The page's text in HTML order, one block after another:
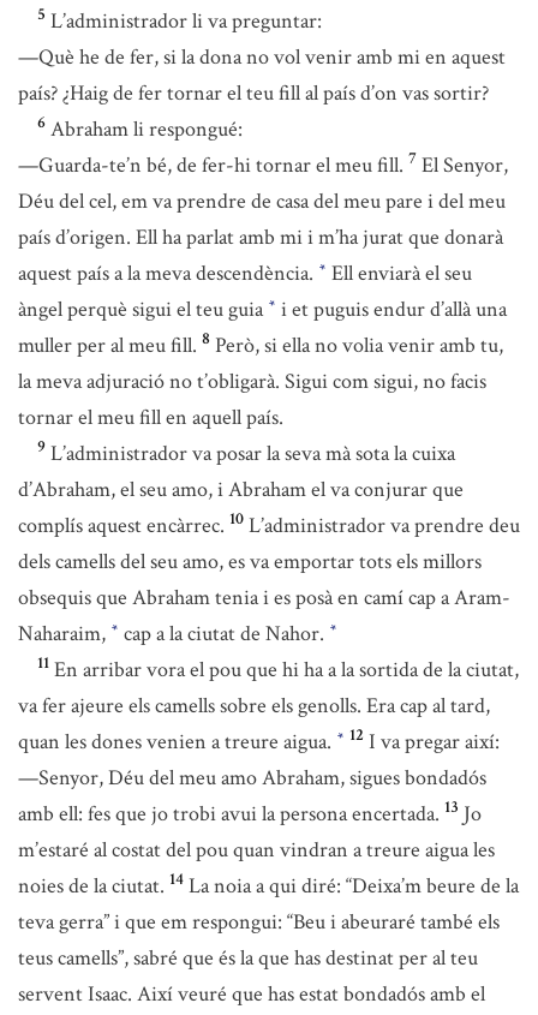
5 L’administrador li va preguntar:
—Què he de fer, si la dona no vol venir amb mi en aquest
país? ¿Haig de fer tornar el teu fill al país d’on vas sortir?
6 Abraham li respongué:
—Guarda-te’n bé, de fer-hi tornar el meu fill. 7 El Senyor,
Déu del cel, em va prendre de casa del meu pare i del meu
país d’origen. Ell ha parlat amb mi i m’ha jurat que donarà
aquest país a la meva descendència. * Ell enviarà el seu
àngel perquè sigui el teu guia * i et puguis endur d’allà una
muller per al meu fill. 8 Però, si ella no volia venir amb tu,
la meva adjuració no t’obligarà. Sigui com sigui, no facis
tornar el meu fill en aquell país.
9 L’administrador va posar la seva mà sota la cuixa
d’Abraham, el seu amo, i Abraham el va conjurar que
complís aquest encàrrec. 10 L’administrador va prendre deu
dels camells del seu amo, es va emportar tots els millors
obsequis que Abraham tenia i es posà en camí cap a Aram-
Naharaim, * cap a la ciutat de Nahor. *
11 En arribar vora el pou que hi ha a la sortida de la ciutat,
va fer ajeure els camells sobre els genolls. Era cap al tard,
quan les dones venien a treure aigua. * 12 I va pregar així:
—Senyor, Déu del meu amo Abraham, sigues bondadós
amb ell: fes que jo trobi avui la persona encertada. 13 Jo
m’estaré al costat del pou quan vindran a treure aigua les
noies de la ciutat. 14 La noia a qui diré: “Deixa’m beure de la
teva gerra” i que em respongui: “Beu i abeuraré també els
teus camells”, sabré que és la que has destinat per al teu
servent Isaac. Així veuré que has estat bondadós amb el